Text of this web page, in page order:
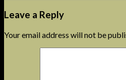
Leave a Reply
Your email address will not be